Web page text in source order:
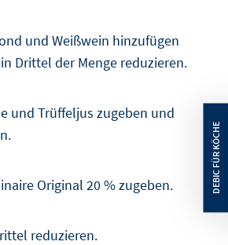
und Weißwein hinzufügen
Drittel der Menge reduzieren.
und Trüffeljus zugeben und
Original 20 % zugeben.
reduzieren.